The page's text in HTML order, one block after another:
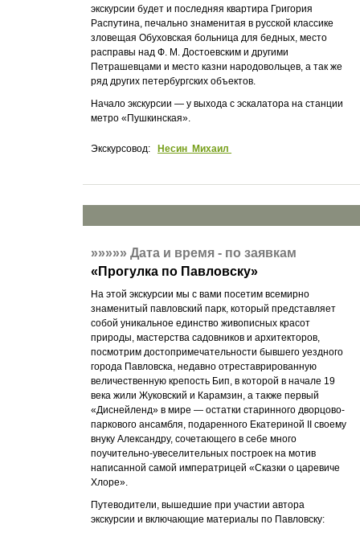
экскурсии будет и последняя квартира Григория
Распутина, печально знаменитая в русской классике
зловещая Обуховская больница для бедных, место
расправы над Ф. М. Достоевским и другими
Петрашевцами и место казни народовольцев, а так же
ряд других петербургских объектов.
Начало экскурсии — у выхода с эскалатора на станции
метро «Пушкинская».
Экскурсовод: Несин Михаил
»»»»»Дата и время - по заявкам
« Прогулка по Павловску»
На этой экскурсии мы с вами посетим всемирно
знаменитый павловский парк, который представляет
собой уникальное единство живописных красот
природы, мастерства садовников и архитекторов,
посмотрим достопримечательности бывшего уездного
города Павловска, недавно отреставрированную
величественную крепость Бип, в которой в начале 19
века жили Жуковский и Карамзин, а также первый
«Диснейленд» в мире — остатки старинного дворцово-
паркового ансамбля, подаренного Екатериной II своему
внуку Александру, сочетающего в себе много
поучительно-увеселительных построек на мотив
написанной самой императрицей «Сказки о царевиче
Хлоре».
Путеводители, вышедшие при участии автора
экскурсии и включающие материалы по Павловску: